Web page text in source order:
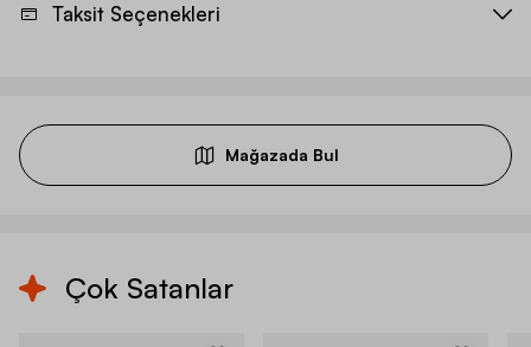
Taksit Seçenekleri
Mağazada Bul
Çok Satanlar